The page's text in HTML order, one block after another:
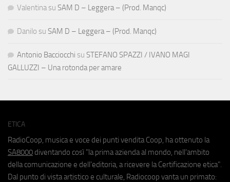
Valentina su SAM D – Leggera – (Prod. Manqc)
Danilo su SAM D – Leggera – (Prod. Manqc)
Antonio Bacciocchi su STEFANO SPAZZI / IVANO MAGI
GALLUZZI – Una rotonda per amare
ETICA
RadioCoop, musica e voce dei punti vendita Coop, ha ottenuto la
SA8000 diventando così "la prima azienda al mondo, nell'ambito
della comunicazione e dell'editoria, a ricevere la Certificazione etica".
Dal punto di vista artistico e culturale, Radiocoop vanta un primato: